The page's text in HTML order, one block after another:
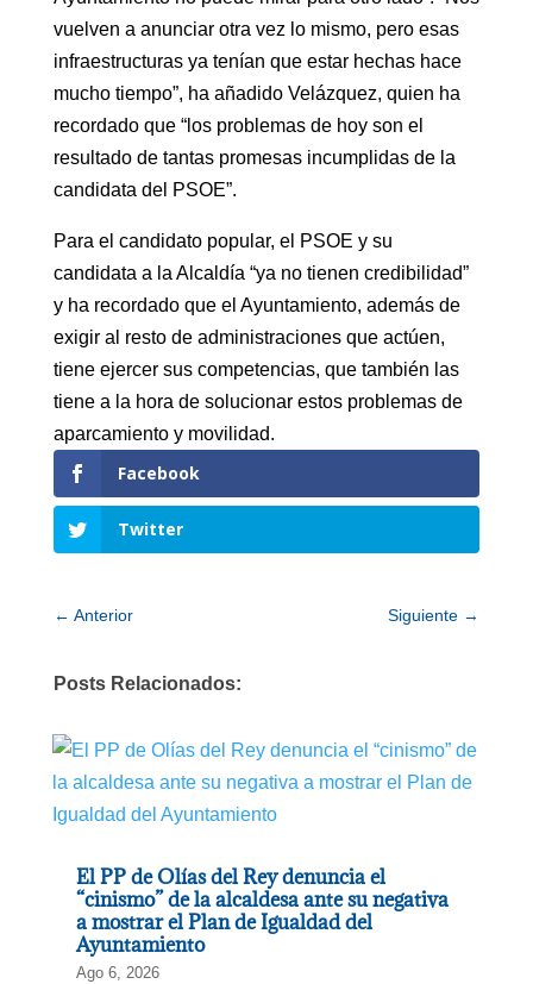
vuelven a anunciar otra vez lo mismo, pero esas
infraestructuras ya tenían que estar hechas hace
mucho tiempo”, ha añadido Velázquez, quien ha
recordado que “los problemas de hoy son el
resultado de tantas promesas incumplidas de la
candidata del PSOE”.
Para el candidato popular, el PSOE y su
candidata a la Alcaldía “ya no tienen credibilidad”
y ha recordado que el Ayuntamiento, además de
exigir al resto de administraciones que actúen,
tiene ejercer sus competencias, que también las
tiene a la hora de solucionar estos problemas de
aparcamiento y movilidad.
Facebook
Twitter
← Anterior Siguiente →
Posts Relacionados:
El PP de Olías del Rey denuncia el
“cinismo” de la alcaldesa ante su negativa
a mostrar el Plan de Igualdad del
Ayuntamiento
Ago 6, 2026